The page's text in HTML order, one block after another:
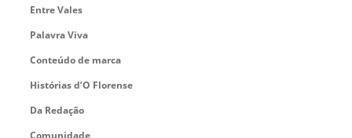
Entre Vales
Palavra Viva
Conteúdo de marca
Histórias d’O Florense
Da Redação